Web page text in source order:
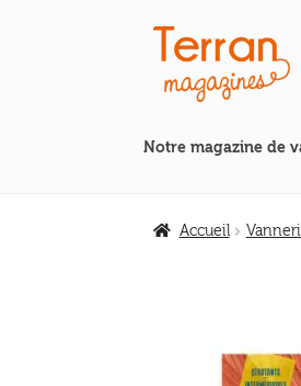
Aller
à
la
Aller
au
contenu
Notre magazine de
Accueil